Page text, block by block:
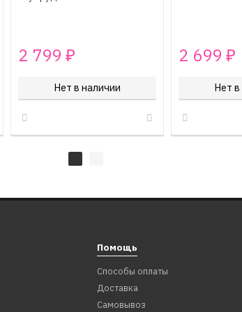
2 799 ₽
Нет в наличии
2 699 ₽
Нет в
Помощь
Способы оплаты
Доставка
Самовывоз